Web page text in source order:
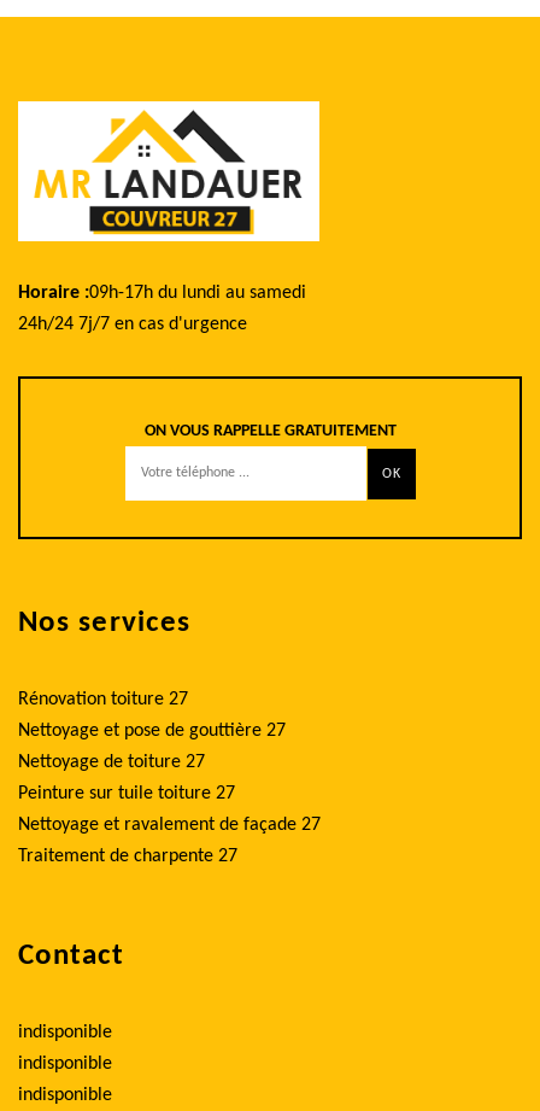
Horaire :09h-17h du lundi au samedi
24h/24 7j/7 en cas d'urgence
ON VOUS RAPPELLE GRATUITEMENT
Nos services
Rénovation toiture 27
Nettoyage et pose de gouttière 27
Nettoyage de toiture 27
Peinture sur tuile toiture 27
Nettoyage et ravalement de façade 27
Traitement de charpente 27
Contact
indisponible
indisponible
indisponible